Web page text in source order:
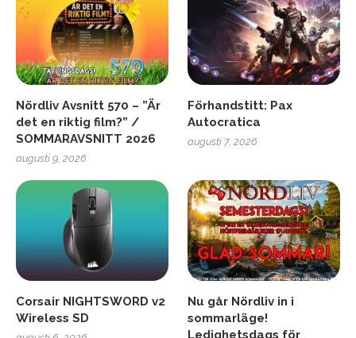
Nördliv Avsnitt 570 – ”Är
det en riktig film?” /
SOMMARAVSNITT 2026
augusti 9, 2026
Förhandstitt: Pax
Autocratica
augusti 7, 2026
Corsair NIGHTSWORD v2
Wireless SD
Nu går Nördliv in i
sommarläge!